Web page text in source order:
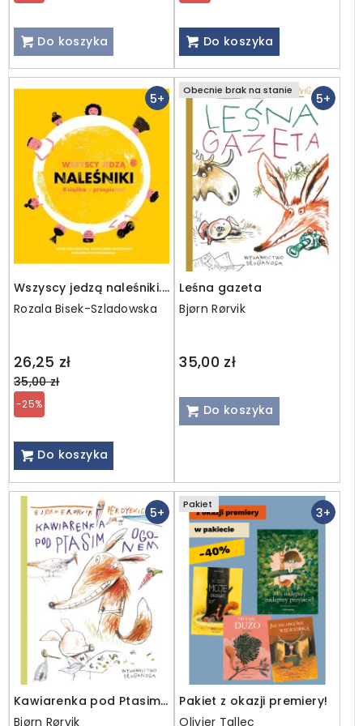
Do koszyka Do koszyka
5+
Wszyscy jedzą naleśniki.
Książka z przepisami
Rozala Bisek-Szladowska
26,25 zł
Regular
price
35,00 zł
-25%
Do koszyka
5+
Obecnie brak na stanie
Leśna gazeta
Bjørn Rørvik
35,00 zł
Do koszyka
5+
Kawiarenka pod Ptasim
Ogonem
Bjørn Rørvik
3+
Pakiet
Pakiet z okazji premiery!
Olivier Tallec